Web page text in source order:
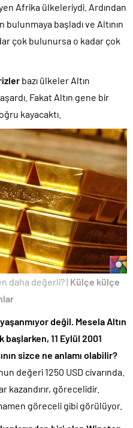
Afrika ülkeleriydi. Ardından
bulunmaya başladı ve Altının
çok bulunursa o kadar çok
bazı ülkeler Altın
Fakat Altın gene bir
kayacaktı.
daha değerli? | Külçe külçe
değil. Mesela Altın
başlarken, 11 Eylül 2001
sizce ne anlamı olabilir?
değeri 1250 USD civarında.
kazandırır, görecelidir.
göreceli gibi görülüyor.